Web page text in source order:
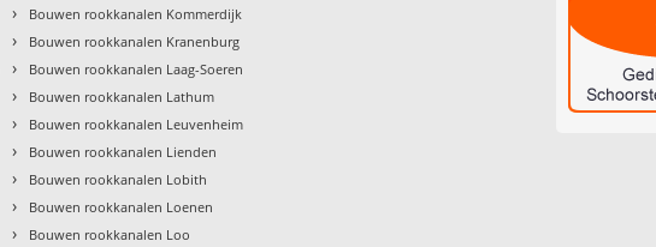
› Bouwen rookkanalen Kommerdijk
› Bouwen rookkanalen Kranenburg
› Bouwen rookkanalen Laag-Soeren
› Bouwen rookkanalen Lathum
› Bouwen rookkanalen Leuvenheim
› Bouwen rookkanalen Lienden
› Bouwen rookkanalen Lobith
› Bouwen rookkanalen Loenen
› Bouwen rookkanalen Loo